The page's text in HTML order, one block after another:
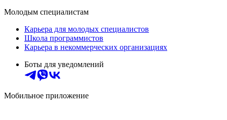
Молодым специалистам
Карьера для молодых специалистов
Школа программистов
Карьера в некоммерческих организациях
Боты для уведомлений
Мобильное приложение